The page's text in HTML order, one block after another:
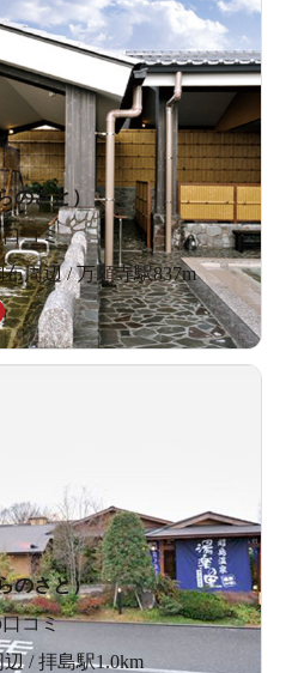
してもらえます。
、エレベーターで楽々移動。
のさと）
コミ
周辺 / 万願寺駅837m
のさと）
コミ
/ 拝島駅1.0km